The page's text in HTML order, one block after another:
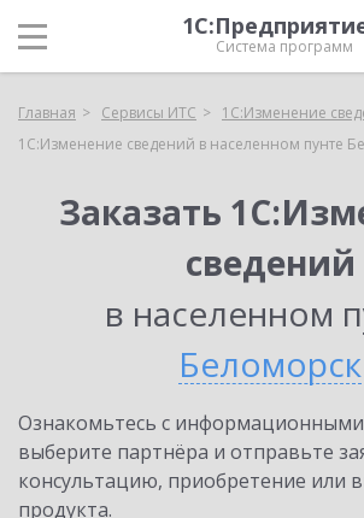
Система программ
Главная Сервисы ИТС
1С:Изменение
1С:Изменение сведений в населенном пунте
Заказать
сведений
в населенном
Беломорск
Ознакомьтесь с
выберите партнёра и отправьте
консультацию, приобретение или
продукта.